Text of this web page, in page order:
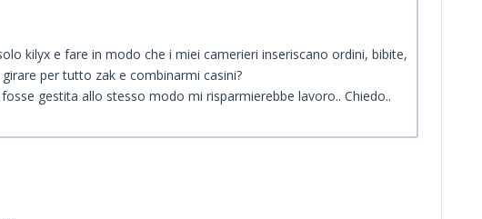
kilyx e fare in modo che i miei camerieri inseriscano ordini, bibite,
per tutto zak e combinarmi casini?
gestita allo stesso modo mi risparmierebbe lavoro.. Chiedo..